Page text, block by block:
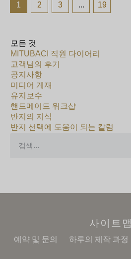
1 2 3 ... 19
MITUBACI 직원 다이어리
고객님의 후기
공지사항
미디어 게재
유지보수
핸드메이드 워크샵
반지의 지식
반지 선택에 도움이 되는 칼럼
모든 것
사이트맵
예약 및 문의 하루의 제작 과정